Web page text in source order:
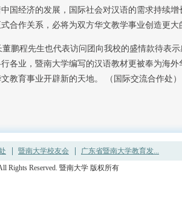
国经济的发展，国际社会对汉语的需求持续
合作关系，必将为双方华文教学事业创造更大
鹏程先生也代表访问团向我校的盛情款待表
各业，暨南大学编写的汉语教材更被奉为海
教育事业开辟新的天地。 （国际交流合作处）
暨南大学校友会
广东省暨南大学教育发...
Rights Reserved. 暨南大学 版权所有